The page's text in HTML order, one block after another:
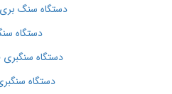
دستگاه سنگ
دستگاه
دستگاه
دستگاه